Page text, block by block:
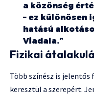
a közönség
– ez különösen
hatású
Viadala.”
Fizikai
Több színész is
keresztül a szerepért.